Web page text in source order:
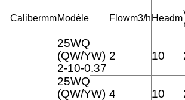
CalibermmModèle Flowm3/h Headm
25WQ
(QW/YW)
2-10-0.37
2 10
25WQ
(QW/YW) 4 10